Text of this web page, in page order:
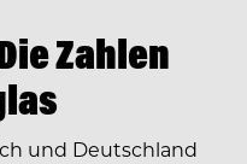
Zahlen
und Deutschland